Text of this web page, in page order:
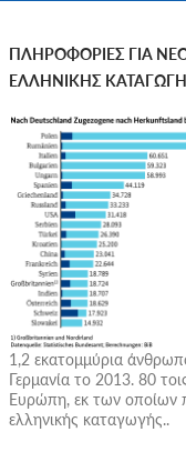
ΠΛΗΡΟΦΟΡΙΕΣ ΓΙΑ
ΕΛΛΗΝΙΚΗΣ
1,2 εκατομμύρια
Γερμανία το 2013. 80
Ευρώπη, εκ των οποίων
ελληνικής καταγωγής..